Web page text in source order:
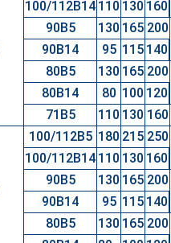
100/112B14 110 130 160
90B5
130 165 200
90B14 95 115 140
80B5
130 165 200
80B14 80 100 120
71B5
110 130 160
100/112B5 180 215 250
100/112B14 110 130 160
90B5
130 165 200
90B14 95 115 140
80B5
130 165 200